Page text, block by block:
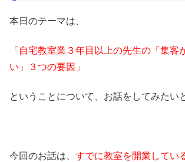
本日のテーマは、
「自宅教室業３年目以上の先生の「集客
い」３つの要因」
ということについて、お話をしてみたい
今回のお話は、 すでに教室を開業してい